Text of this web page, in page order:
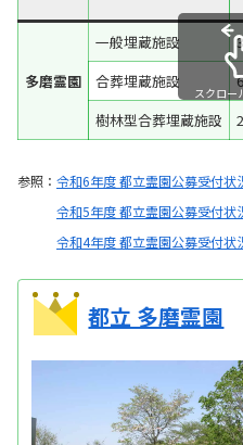
多磨霊園
一般埋蔵施設
合葬埋蔵施設
樹林型合葬埋蔵施設
スクロー
参照： 令和6年度 都立霊園公募受付状
令和5年度 都立霊園公募受付状
令和4年度 都立霊園公募受付状
都立 多磨霊園